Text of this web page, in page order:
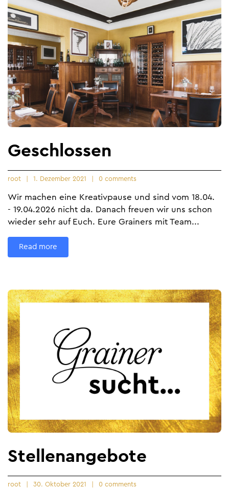
Geschlossen
root 1. Dezember 2021 0 comments
Wir machen eine Kreativpause und sind vom 18.04.
- 19.04.2026 nicht da. Danach freuen wir uns schon
wieder sehr auf Euch. Eure Grainers mit Team...
Read more
Stellenangebote
root 30. Oktober 2021 0 comments